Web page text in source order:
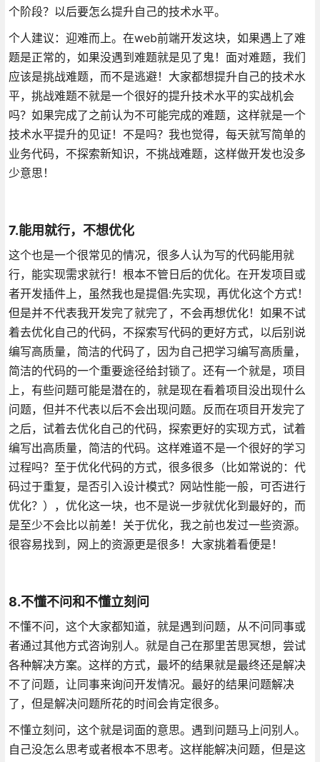
个阶段？以后要怎么提升自己的技术水平。
个人建议：迎难而上。在web前端开发这块，如果遇上了难
题是正常的，如果没遇到难题就是见了鬼！面对难题，我们
应该是挑战难题，而不是逃避！大家都想提升自己的技术水
平，挑战难题不就是一个很好的提升技术水平的实战机会
吗？如果完成了之前认为不可能完成的难题，这样就是一个
技术水平提升的见证！不是吗？我也觉得，每天就写简单的
业务代码，不探索新知识，不挑战难题，这样做开发也没多
少意思！
7.能用就行，不想优化
这个也是一个很常见的情况，很多人认为写的代码能用就
行，能实现需求就行！根本不管日后的优化。在开发项目或
者开发插件上，虽然我也是提倡:先实现，再优化这个方式！
但是并不代表我开发完了就完了，不会再想优化！如果不试
着去优化自己的代码，不探索写代码的更好方式，以后别说
编写高质量，简洁的代码了，因为自己把学习编写高质量，
简洁的代码的一个重要途径给封锁了。还有一个就是，项目
上，有些问题可能是潜在的，就是现在看着项目没出现什么
问题，但并不代表以后不会出现问题。反而在项目开发完了
之后，试着去优化自己的代码，探索更好的实现方式，试着
编写出高质量，简洁的代码。这样难道不是一个很好的学习
过程吗？至于优化代码的方式，很多很多（比如常说的：代
码过于重复，是否引入设计模式？网站性能一般，可否进行
优化？），优化这一块，也不是说一步就优化到最好的，而
是至少不会比以前差！关于优化，我之前也发过一些资源。
很容易找到，网上的资源更是很多！大家挑着看便是！
8.不懂不问和不懂立刻问
不懂不问，这个大家都知道，就是遇到问题，从不问同事或
者通过其他方式咨询别人。就是自己在那里苦思冥想，尝试
各种解决方案。这样的方式，最坏的结果就是最终还是解决
不了问题，让同事来询问开发情况。最好的结果问题解决
了，但是解决问题所花的时间会肯定很多。
不懂立刻问，这个就是词面的意思。遇到问题马上问别人。
自己没怎么思考或者根本不思考。这样能解决问题，但是这